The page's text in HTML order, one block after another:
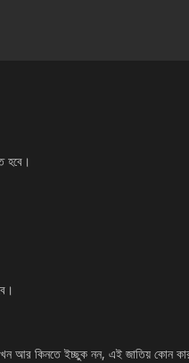
হবে।
এখন আর কিনতে ইচ্ছুক নন, এই জাতিয় কোন